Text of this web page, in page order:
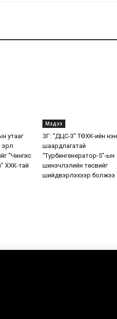
утааг
“Чингис
ХХК-тай
Мэдээ
ЗГ: “ДЦС-3” ТӨХК-ийн нэн
шаардлагатай
“Турбингенератор-5”-ын
шинэчлэлийн төсвийг
шийдвэрлэхээр болжээ